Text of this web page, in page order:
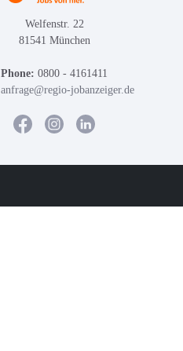
Welfenstr. 22
81541 München
Phone: 0800 - 4161411
anfrage@regio-jobanzeiger.de